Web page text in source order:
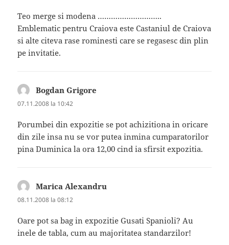
Teo merge si modena ………………………..
Emblematic pentru Craiova este Castaniul de Craiova
si alte citeva rase rominesti care se regasesc din plin
pe invitatie.
Bogdan Grigore
07.11.2008 la 10:42
Porumbei din expozitie se pot achizitiona in oricare
din zile insa nu se vor putea inmina cumparatorilor
pina Duminica la ora 12,00 cind ia sfirsit expozitia.
Marica Alexandru
08.11.2008 la 08:12
Oare pot sa bag in expozitie Gusati Spanioli? Au
inele de tabla, cum au majoritatea standarzilor!